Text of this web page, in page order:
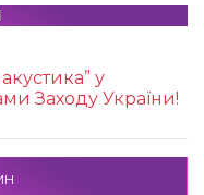
у
Заходу України!